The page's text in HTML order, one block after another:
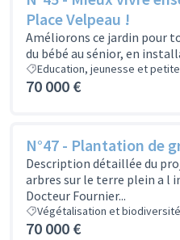
Place Velpeau !
Améliorons ce jardin pour
du bébé au sénior, en
Education, jeunesse et
70 000 €
N°47 - Plantation de
Description détaillée du
arbres sur le terre plein a l
Docteur Fournier...
Végétalisation et biodiversité
70 000 €